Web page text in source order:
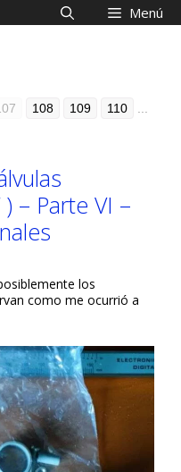
Menú
108 109 110
– Parte VI –
los
como me ocurrió a